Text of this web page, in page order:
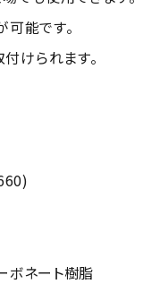
能です。
けられます。
ボネート樹脂